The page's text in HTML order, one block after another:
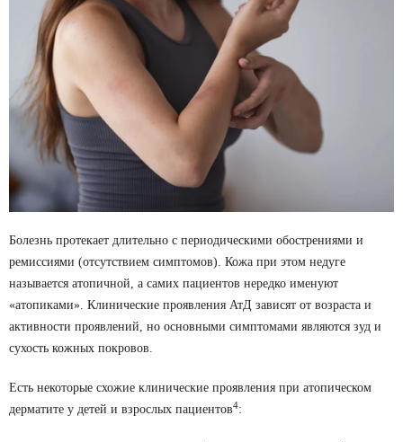
Болезнь протекает длительно с периодическими обострениями и
ремиссиями (отсутствием симптомов). Кожа при этом недуге
называется атопичной, а самих пациентов нередко именуют
«атопиками». Клинические проявления АтД зависят от возраста и
активности проявлений, но основными симптомами являются зуд и
сухость кожных покровов.
Есть некоторые схожие клинические проявления при атопическом
дерматите у детей и взрослых пациентов4: